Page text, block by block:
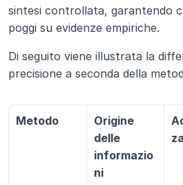
sintesi controllata, garantendo
poggi su evidenze empiriche.
Di seguito viene illustrata la
precisione a seconda della
Metodo
Origine
delle
informazio
ni